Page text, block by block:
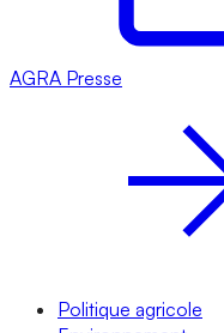
AGRA Presse
Politique agricole